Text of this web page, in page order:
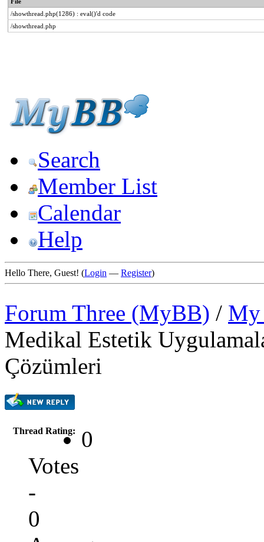
/showthread.php(1286) : eval()'d code
/showthread.php
Search
Member List
Calendar
Help
Hello There, Guest! (Login — Register)
Forum Three (MyBB) / My
Medikal Estetik
Çözümleri
Thread Rating:
0
Votes
-
0